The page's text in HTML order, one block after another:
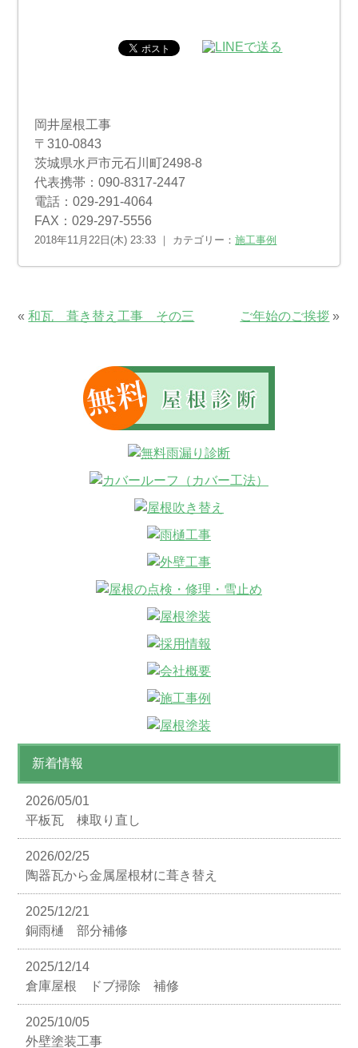
岡井屋根工事
〒310-0843
茨城県水戸市元石川町2498-8
代表携帯：090-8317-2447
電話：029-291-4064
FAX：029-297-5556
2018年11月22日(木) 23:33 ｜ カテゴリー：施工事例
«和瓦 葺き替え工事 その三 ご年始のご挨拶 »
新着情報
2026/05/01
平板瓦 棟取り直し
2026/02/25
陶器瓦から金属屋根材に葺き替え
2025/12/21
銅雨樋 部分補修
2025/12/14
倉庫屋根 ドブ掃除 補修
2025/10/05
外壁塗装工事